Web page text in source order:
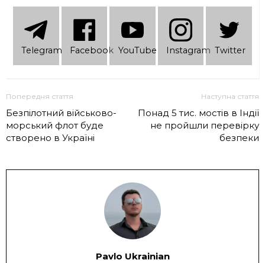
Telеgram Facebook YouTube Instagram Twitter
Попередня стаття
Безпілотний військово-
морський флот буде
створено в Україні
Наступна стаття
Понад 5 тис. мостів в Індії
не пройшли перевірку
безпеки
Pavlo Ukrainian